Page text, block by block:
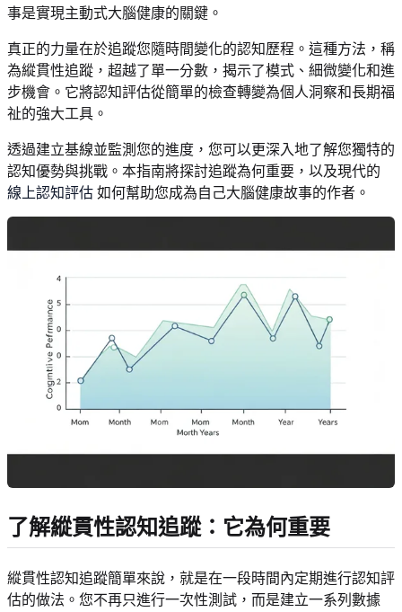
事是實現主動式大腦健康的關鍵。
真正的力量在於追蹤您隨時間變化的認知歷程。這種方法，稱
為縱貫性追蹤，超越了單一分數，揭示了模式、細微變化和進
步機會。它將認知評估從簡單的檢查轉變為個人洞察和長期福
祉的強大工具。
透過建立基線並監測您的進度，您可以更深入地了解您獨特的
認知優勢與挑戰。本指南將探討追蹤為何重要，以及現代的
線上認知評估 如何幫助您成為自己大腦健康故事的作者。
了解縱貫性認知追蹤：它為何重要
縱貫性認知追蹤簡單來說，就是在一段時間內定期進行認知評
估的做法。您不再只進行一次性測試，而是建立一系列數據